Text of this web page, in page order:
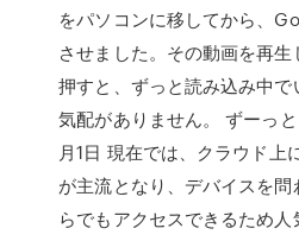
をパソコンに移してから、
させました。その動画を再
押すと、ずっと読み込み中
気配がありません。 ずーっ
月1日 現在では、クラウド上
が主流となり、デバイスを
らでもアクセスできるため人